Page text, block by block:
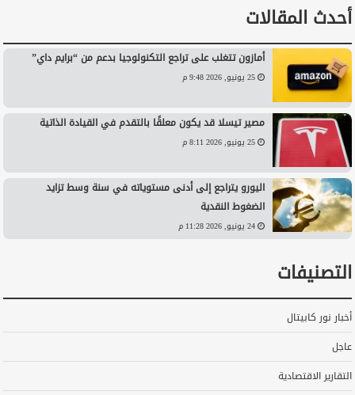
أحدث المقالات
أمازون تتغلب على تراجع التكنولوجيا بدعم من “برايم داي”
25 يونيو, 2026 9:48 م
مصير تيسلا قد يكون معلقًا بالتقدم في القيادة الذاتية
25 يونيو, 2026 8:11 م
اليورو يتراجع إلى أدنى مستوياته في سنة وسط تزايد
الضغوط النقدية
24 يونيو, 2026 11:28 م
التصنيفات
أخبار نور كابيتال
عاجل
التقارير الاقتصادية